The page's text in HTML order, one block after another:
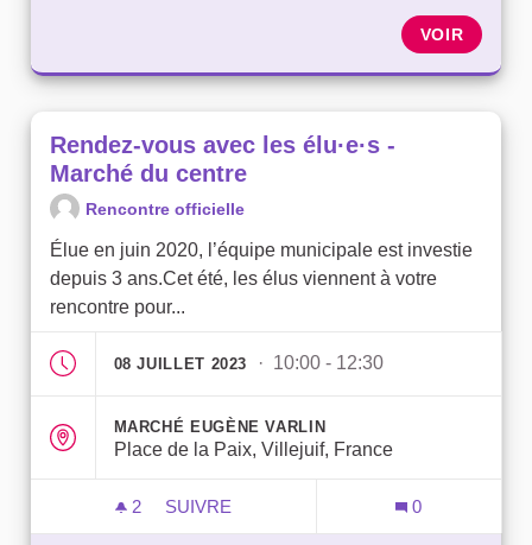
VOIR
Rendez-vous avec les élu·e·s -
Marché du centre
Rencontre officielle
Élue en juin 2020, l’équipe municipale est investie
depuis 3 ans.Cet été, les élus viennent à votre
rencontre pour...
08 JUILLET 2023 · 10:00 - 12:30
MARCHÉ EUGÈNE VARLIN
Place de la Paix, Villejuif, France
2 2 ABONNÉS
SUIVRE
0